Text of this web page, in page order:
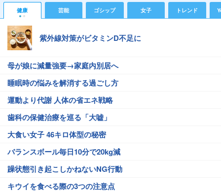
健康 芸能 ゴシップ 女子 トレンド
紫外線対策がビタミンD不足に
母が娘に減量強要→家庭内別居へ
睡眠時の悩みを解消する過ごし方
運動より代謝 人体の省エネ戦略
歯科の保健治療を巡る「大嘘」
大食い女子 46キロ体型の秘密
バランスボール毎日10分で20kg減
躁状態引き起こしかねないNG行動
キウイを食べる際の3つの注意点